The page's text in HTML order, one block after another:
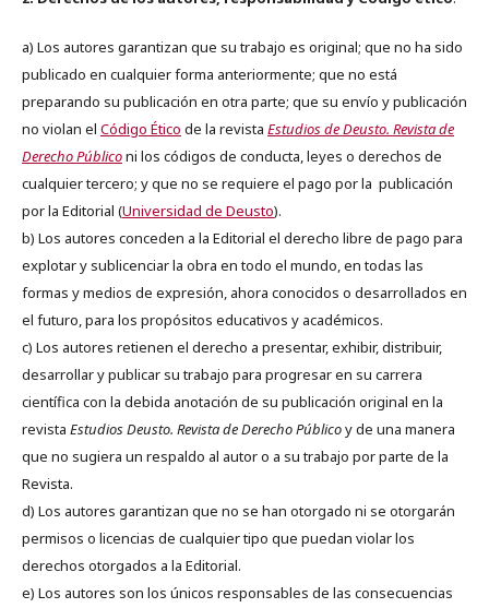
a) Los autores garantizan que su trabajo es original; que no ha sido
publicado en cualquier forma anteriormente; que no está
preparando su publicación en otra parte; que su envío y publicación
no violan el Código Ético de la revista Estudios de Deusto. Revista de
Derecho Públiconi los códigos de conducta, leyes o derechos de
cualquier tercero; y que no se requiere el pago por la publicación
por la Editorial (Universidad de Deusto).
b) Los autores conceden a la Editorial el derecho libre de pago para
explotar y sublicenciar la obra en todo el mundo, en todas las
formas y medios de expresión, ahora conocidos o desarrollados en
el futuro, para los propósitos educativos y académicos.
c) Los autores retienen el derecho a presentar, exhibir, distribuir,
desarrollar y publicar su trabajo para progresar en su carrera
científica con la debida anotación de su publicación original en la
revista Estudios Deusto. Revista de Derecho Públicoy de una manera
que no sugiera un respaldo al autor o a su trabajo por parte de la
Revista.
d) Los autores garantizan que no se han otorgado ni se otorgarán
permisos o licencias de cualquier tipo que puedan violar los
derechos otorgados a la Editorial.
e) Los autores son los únicos responsables de las consecuencias